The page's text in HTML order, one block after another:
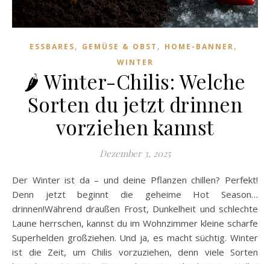
ESSBARES, GEMÜSE & OBST , HOME-BANNER,
WINTER
🌶️ Winter-Chilis: Welche
Sorten du jetzt drinnen
vorziehen kannst
Dezember 3, 2025
Der Winter ist da – und deine Pflanzen chillen? Perfekt!
Denn jetzt beginnt die geheime Hot Season…
drinnen!Während draußen Frost, Dunkelheit und schlechte
Laune herrschen, kannst du im Wohnzimmer kleine scharfe
Superhelden großziehen. Und ja, es macht süchtig. Winter
ist die Zeit, um Chilis vorzuziehen, denn viele Sorten